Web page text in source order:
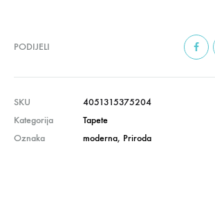
PODIJELI
SKU
4051315375204
Kategorija
Tapete
Oznaka
moderna, Priroda